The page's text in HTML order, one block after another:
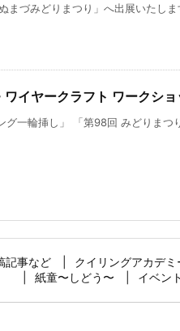
まづみどりまつり」へ出展いたし
イヤークラフト ワークショ
グ一輪挿し」 「第98回 みどりまつ
記事など クイリングアカデ
紙童〜しどう〜
イベン